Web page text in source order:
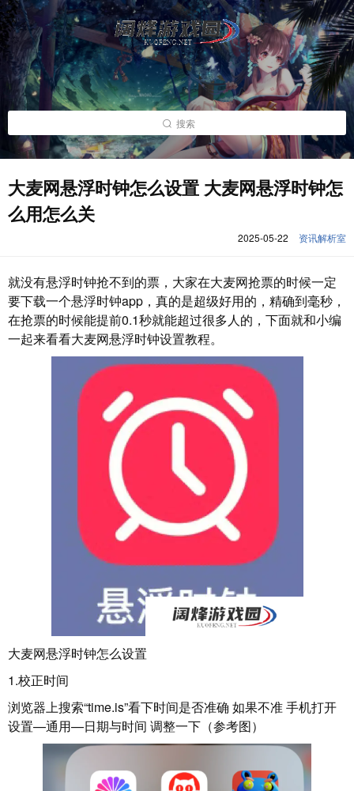
搜索
大麦网悬浮时钟怎么设置 大麦网悬浮时钟怎
么用怎么关
2025-05-22 资讯解析室
就没有悬浮时钟抢不到的票，大家在大麦网抢票的时候一定
要下载一个悬浮时钟app，真的是超级好用的，精确到毫秒，
在抢票的时候能提前0.1秒就能超过很多人的，下面就和小编
一起来看看大麦网悬浮时钟设置教程。
大麦网悬浮时钟怎么设置
1.校正时间
浏览器上搜索“time.is”看下时间是否准确 如果不准 手机打开
设置—通用—日期与时间 调整一下（参考图）